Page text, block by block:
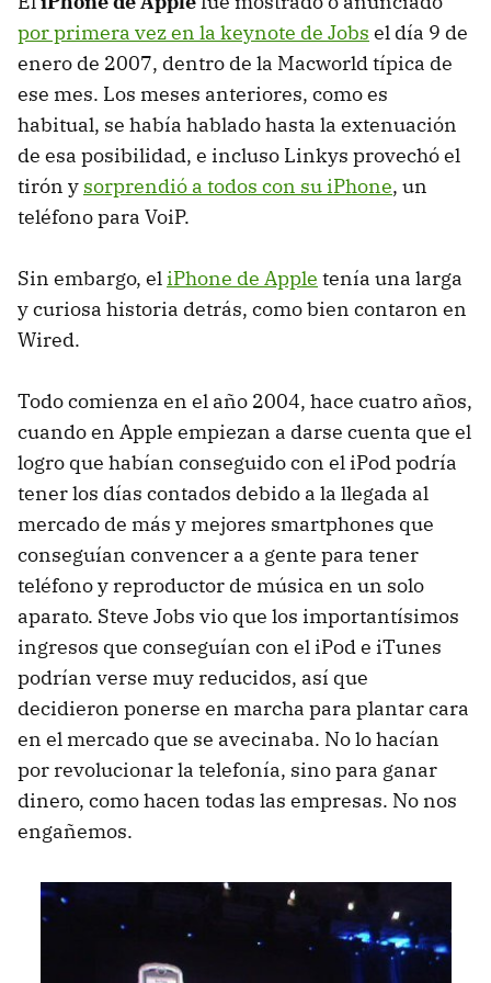
por primera vez en la keynote de Jobs el día 9 de
enero de 2007, dentro de la Macworld típica de
ese mes. Los meses anteriores, como es
habitual, se había hablado hasta la extenuación
de esa posibilidad, e incluso Linkys provechó el
tirón y sorprendió a todos con su iPhone, un
teléfono para VoiP.
Sin embargo, eliPhone de Apple tenía una larga
y curiosa historia detrás, como bien contaron en
Wired.
Todo comienza en el año 2004, hace cuatro años,
cuando en Apple empiezan a darse cuenta que el
logro que habían conseguido con el iPod podría
tener los días contados debido a la llegada al
mercado de más y mejores smartphones que
conseguían convencer a a gente para tener
teléfono y reproductor de música en un solo
aparato. Steve Jobs vio que los importantísimos
ingresos que conseguían con el iPod e iTunes
podrían verse muy reducidos, así que
decidieron ponerse en marcha para plantar cara
en el mercado que se avecinaba. No lo hacían
por revolucionar la telefonía, sino para ganar
dinero, como hacen todas las empresas. No nos
engañemos.